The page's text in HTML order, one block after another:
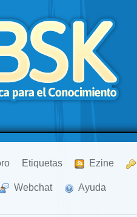
Etiquetas Ezine
Webchat Ayuda